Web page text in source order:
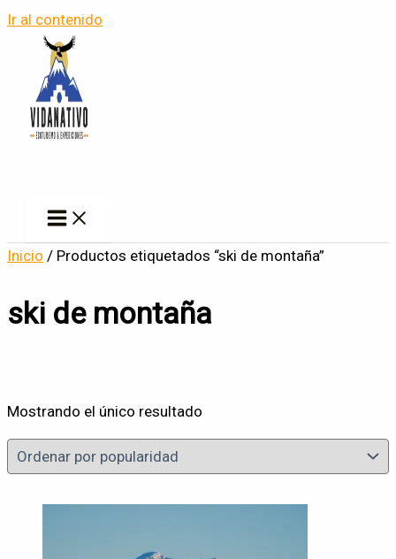
Ir al contenido
Inicio / Productos etiquetados “ski de montaña”
ski de montaña
Búsqueda de texto
Categoría
Mostrando el único resultado